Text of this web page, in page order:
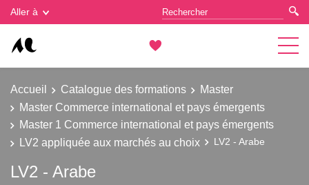
Aller à
Accueil Catalogue des formations
Master
Master Commerce international et pays émergents
Master 1 Commerce international et pays émergents
LV2 appliquée aux marchés au choix
LV2 - Arabe
LV2 - Arabe
Gestion des cookies